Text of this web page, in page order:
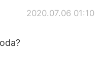
2020.07.06 01:10